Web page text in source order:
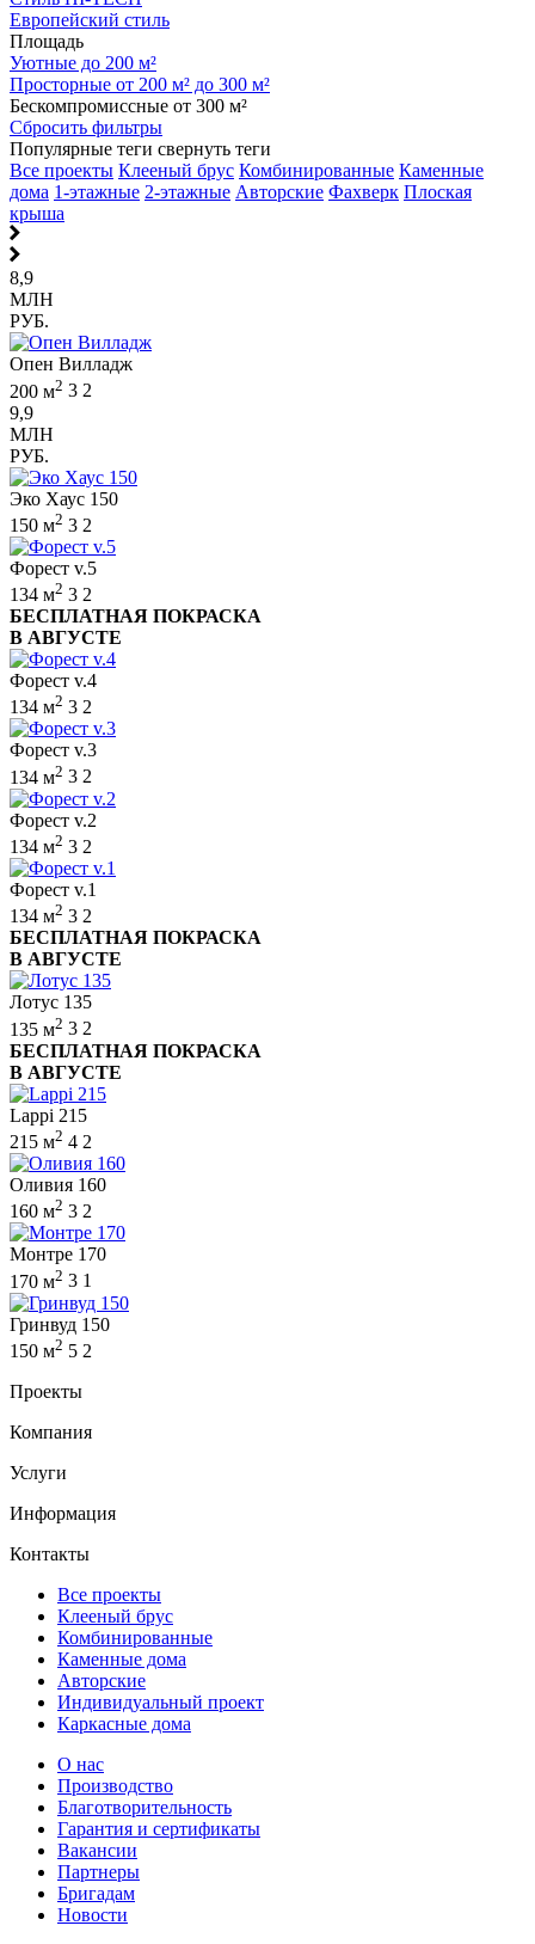
Европейский стиль
Площадь
Уютные до 200 м²
Просторные от 200 м² до 300 м²
Бескомпромиссные от 300 м²
Сбросить фильтры
Популярные теги свернуть теги
Все проекты Клееный брус Комбинированные Каменные
дома 1-этажные 2-этажные Авторские Фахверк Плоская
крыша
8,9
МЛН
РУБ.
Опен Вилладж
200 м2 3 2
9,9
МЛН
РУБ.
Эко Хаус 150
150 м2 3 2
Форест v.5
134 м2 3 2
БЕСПЛАТНАЯ ПОКРАСКА
В АВГУСТЕ
Форест v.4
134 м2 3 2
Форест v.3
134 м2 3 2
Форест v.2
134 м2 3 2
Форест v.1
134 м2 3 2
БЕСПЛАТНАЯ ПОКРАСКА
В АВГУСТЕ
Лотус 135
135 м2 3 2
БЕСПЛАТНАЯ ПОКРАСКА
В АВГУСТЕ
Lappi 215
215 м2 4 2
Оливия 160
160 м2 3 2
Монтре 170
170 м2 3 1
Гринвуд 150
150 м2 5 2
Проекты
Компания
Услуги
Информация
Контакты
Все проекты
Клееный брус
Комбинированные
Каменные дома
Авторские
Индивидуальный проект
Каркасные дома
О нас
Производство
Благотворительность
Гарантия и сертификаты
Вакансии
Партнеры
Бригадам
Новости